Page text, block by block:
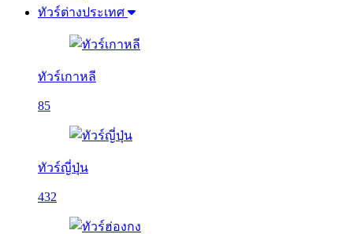
ทัวร์ต่างประเทศ
ทัวร์เกาหลี
85
ทัวร์ญี่ปุ่น
432